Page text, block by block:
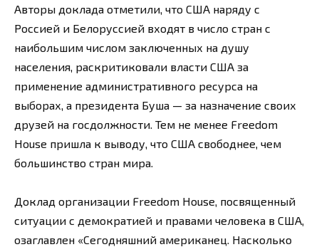
Авторы доклада отметили, что США наряду с
Россией и Белоруссией входят в число стран с
наибольшим числом заключенных на душу
населения, раскритиковали власти США за
применение административного ресурса на
выборах, а президента Буша — за назначение своих
друзей на госдолжности. Тем не менее Freedom
House пришла к выводу, что США свободнее, чем
большинство стран мира.
Доклад организации Freedom House, посвященный
ситуации с демократией и правами человека в США,
озаглавлен «Сегодняшний американец. Насколько